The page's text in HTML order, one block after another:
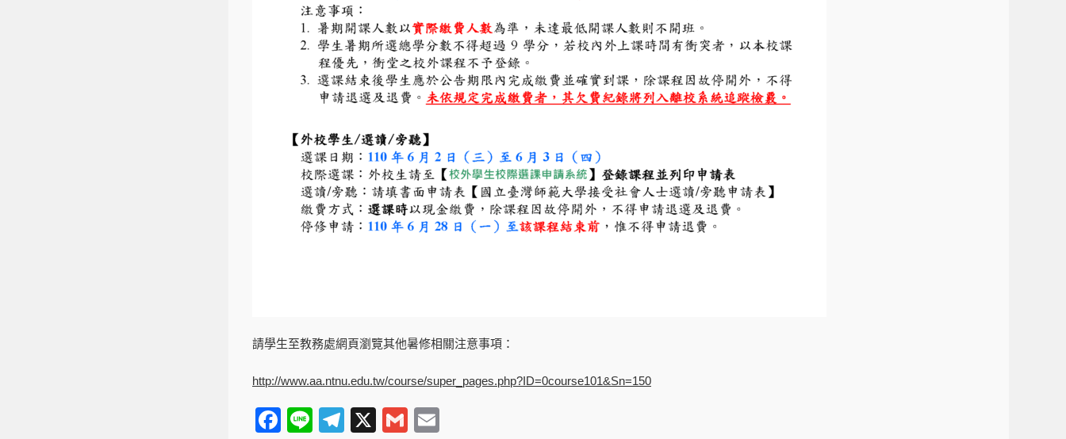
請學生至教務處網頁瀏覽其他暑修相關注意事項：
http://www.aa.ntnu.edu.tw/course/super_pages.php?ID=0course101&Sn=150
F
Li
T
X
G